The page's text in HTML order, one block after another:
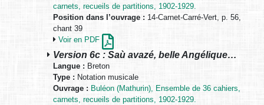
carnets, recueils de partitions, 1902-1929.
Position dans l’ouvrage : 14-Carnet-Carré-Vert, p. 56,
chant 39
Voir en PDF
Version 6c : Saù avazé, belle Angélique…
Langue : Breton
Type : Notation musicale
Ouvrage : Buléon (Mathurin), Ensemble de 36 cahiers,
carnets, recueils de partitions, 1902-1929.